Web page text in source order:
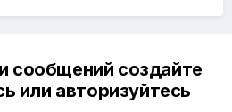
сообщений создайте
или авторизуйтесь